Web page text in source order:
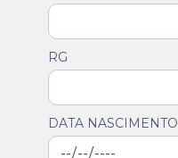
RG
DATA NASCIMENTO